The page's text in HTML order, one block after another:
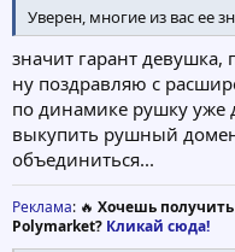
Уверен, многие из вас ее
значит гарант девушка,
ну поздравляю с
по динамике рушку уже
выкупить рушный
объединиться...
Реклама: 🔥 Хочешь получить
Polymarket? Кликай сюда!